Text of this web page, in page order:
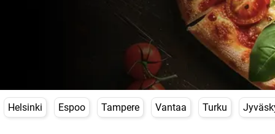
Helsinki Espoo Tampere Vantaa Turku